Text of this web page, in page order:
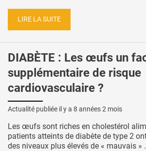
LIRE LA SUITE
DIABÈTE : Les œufs un
supplémentaire de risque
cardiovasculaire ?
Actualité publiée il y a 8 années 2 mois
Les œufs sont riches en cholestérol
patients atteints de diabète de type 2
des niveaux plus élevés de « mauvais »